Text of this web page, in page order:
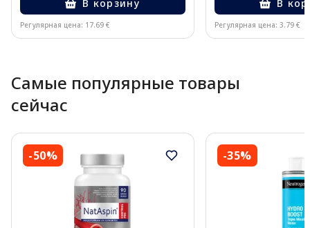
В корзину
Регулярная цена: 17.69 €
В
Регулярная цена: 3.79 €
Самые популярные товары
сейчас
-50% -35%